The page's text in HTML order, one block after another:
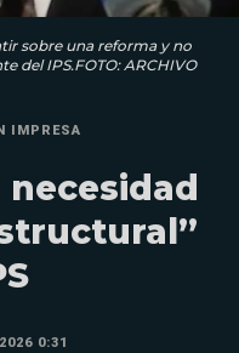
sobre una reforma y no
del IPS.FOTO: ARCHIVO
IMPRESA
0:31